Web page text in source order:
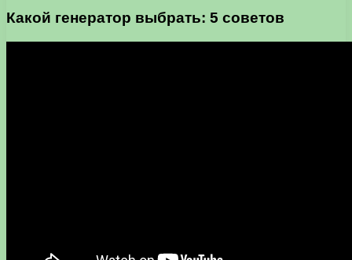
Какой генератор выбрать: 5 советов